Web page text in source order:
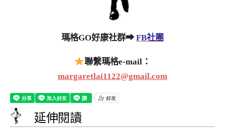
瑪格GO好康社群➡FB社團
聯繫瑪格e-mail：
margaretlai1122@gmail.com
延伸閱讀